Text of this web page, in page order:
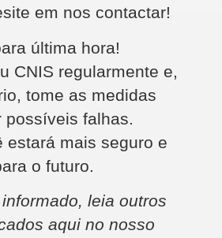
em nos contactar!
última hora!
CNIS regularmente e,
tome as medidas
possíveis falhas.
estará mais seguro e
o futuro.
leia outros
aqui no nosso